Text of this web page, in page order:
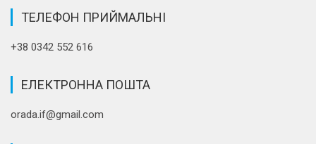
ТЕЛЕФОН ПРИЙМАЛЬНІ
+38 0342 552 616
ЕЛЕКТРОННА ПОШТА
orada.if@gmail.com